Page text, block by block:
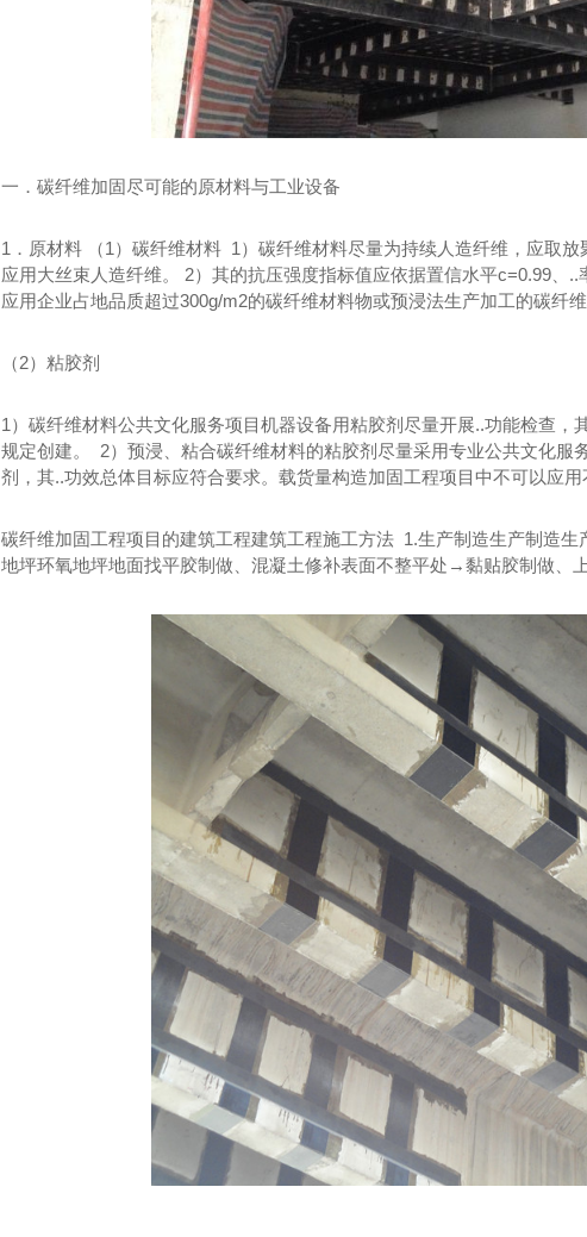
一．碳纤维加固尽可能的原材料与工业设备
1．原材料 （1）碳纤维材料 1）碳纤维材料尽量为持续人造纤维，应取
应用大丝束人造纤维。 2）其的抗压强度指标值应依据置信水平c=0.99、
应用企业占地品质超过300g/m2的碳纤维材料物或预浸法生产加工的碳纤维
（2）粘胶剂
1）碳纤维材料公共文化服务项目机器设备用粘胶剂尽量开展..功能检查
规定创建。 2）预浸、粘合碳纤维材料的粘胶剂尽量采用专业公共文化服
剂，其..功效总体目标应符合要求。载货量构造加固工程项目中不可以应
碳纤维加固工程项目的建筑工程建筑工程施工方法 1.生产制造生产制造
地坪环氧地坪地面找平胶制做、混凝土修补表面不整平处→黏贴胶制做